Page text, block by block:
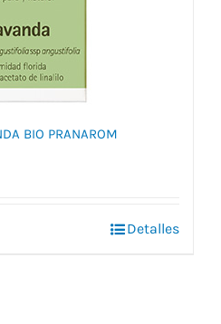
BIO PRANAROM
Detalles